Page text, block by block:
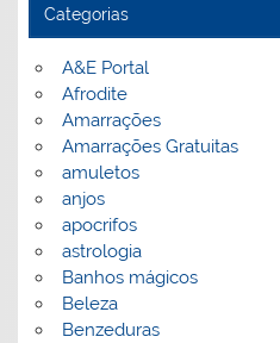
Categorias
A&E Portal
Afrodite
Amarrações
Amarrações Gratuitas
amuletos
anjos
apocrifos
astrologia
Banhos mágicos
Beleza
Benzeduras